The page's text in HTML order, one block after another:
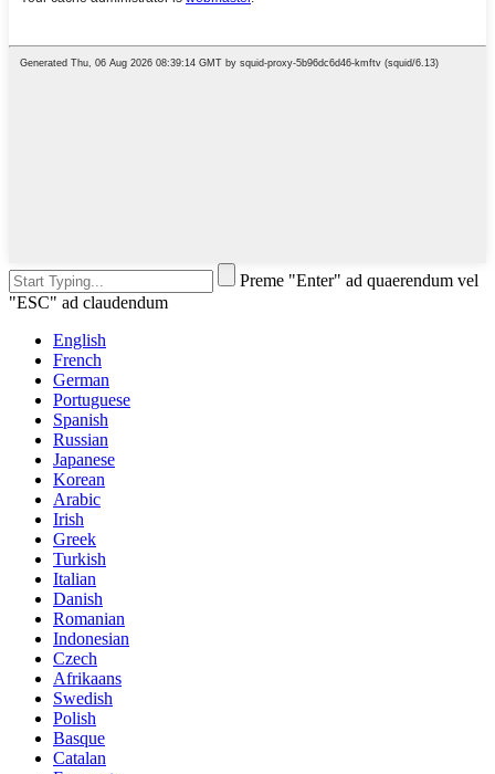
Preme "Enter" ad quaerendum vel
"ESC" ad claudendum
English
French
German
Portuguese
Spanish
Russian
Japanese
Korean
Arabic
Irish
Greek
Turkish
Italian
Danish
Romanian
Indonesian
Czech
Afrikaans
Swedish
Polish
Basque
Catalan